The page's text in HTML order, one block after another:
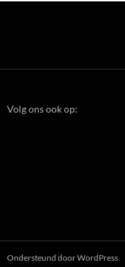
Volg ons ook op:
Ondersteund door WordPress